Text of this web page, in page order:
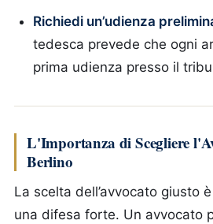
Richiedi un’udienza
tedesca prevede che ogni
prima udienza presso il
L'Importanza di Scegliere
Berlino
La scelta dell’avvocato giusto
una difesa forte. Un avvocato